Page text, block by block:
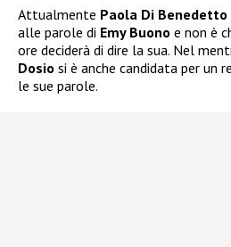
Attualmente Paola Di Benedetto
alle parole di Emy Buono e non è
ore deciderà di dire la sua. Nel
Dosio si è anche candidata per un
le sue parole.